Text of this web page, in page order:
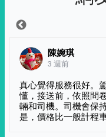
陳婉琪
3 週前
真心覺得服務很好。
懂，接送前，依照問
輛和司機。司機會保
是，價格比一般計程